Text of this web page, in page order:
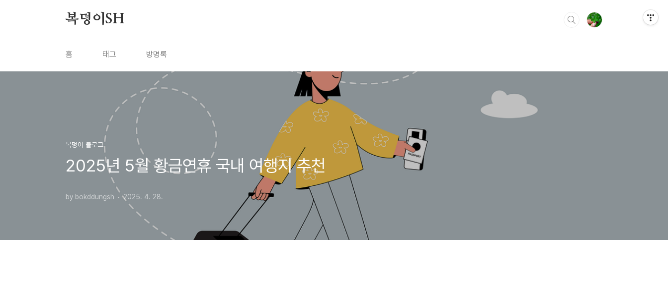
복덩이SH
홈 태그 방명록
복덩이 블로그
2025년 5월 황금연휴 국내 여행지 추천
by bokddungsh 2025. 4. 28.